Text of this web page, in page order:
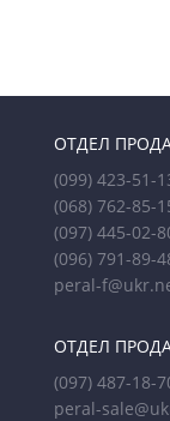
ОТДЕЛ
(099) 423-51-
(068) 762-85-
(097) 445-02-
(096) 791-89-
peral-
ОТДЕЛ
(097) 487-18-
peral-